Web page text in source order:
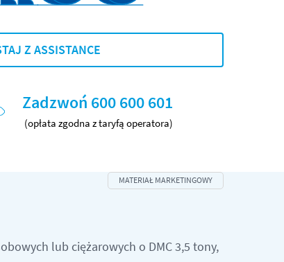
Z ASSISTANCE
Zadzwoń 600 600 601
(opłata zgodna z taryfą operatora)
lub ciężarowych o DMC 3,5 tony,